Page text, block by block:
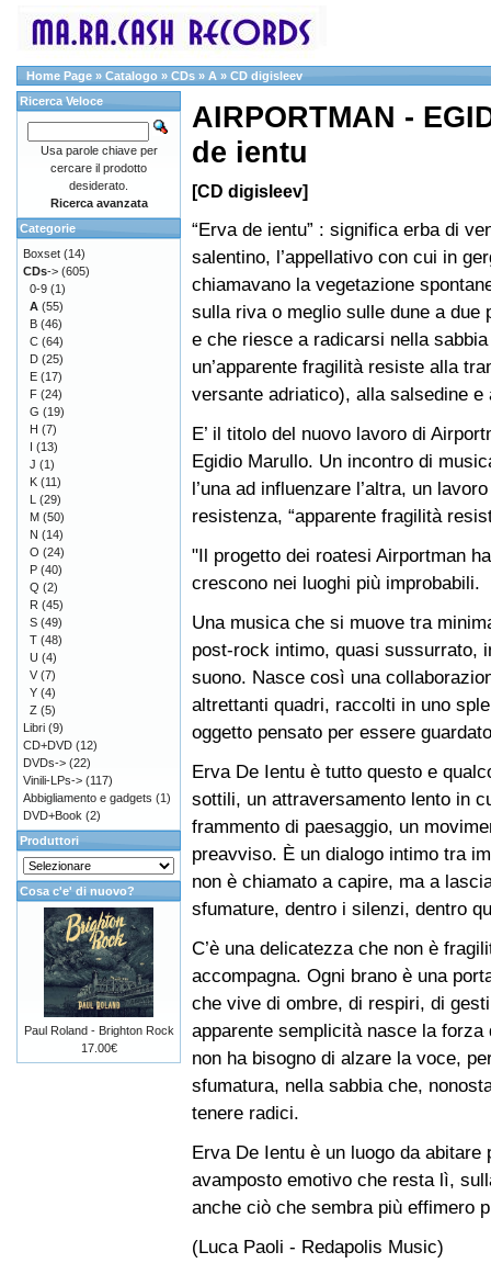
Home Page » Catalogo » CDs » A » CD digisleev
AIRPORTMAN -
de ientu
[CD digisleev]
“Erva de ientu” : significa erba di
salentino, l’appellativo con cui in
chiamavano la vegetazione
sulla riva o meglio sulle dune a due
e che riesce a radicarsi nella
un’apparente fragilità resiste alla
versante adriatico), alla salsedine e
E’ il titolo del nuovo lavoro di
Egidio Marullo. Un incontro di
l’una ad influenzare l’altra, un
resistenza, “apparente fragilità
"Il progetto dei roatesi Airportman
crescono nei luoghi più improbabili.
Una musica che si muove tra
post-rock intimo, quasi sussurrato,
suono. Nasce così una
altrettanti quadri, raccolti in uno
oggetto pensato per essere
Erva De Ientu è tutto questo e
sottili, un attraversamento lento in
frammento di paesaggio, un
preavviso. È un dialogo intimo tra
non è chiamato a capire, ma a
sfumature, dentro i silenzi, dentro
C’è una delicatezza che non è
accompagna. Ogni brano è una
che vive di ombre, di respiri, di
apparente semplicità nasce la
non ha bisogno di alzare la voce,
sfumatura, nella sabbia che,
tenere radici.
Erva De Ientu è un luogo da
avamposto emotivo che resta lì,
anche ciò che sembra più effimero
(Luca Paoli - Redapolis Music)
Ricerca Veloce
Usa parole chiave per
cercare il prodotto
desiderato.
Ricerca avanzata
Categorie
Boxset (14)
CDs-> (605)
0-9 (1)
A (55)
B (46)
C (64)
D (25)
E (17)
F (24)
G (19)
H (7)
I (13)
J (1)
K (11)
L (29)
M (50)
N (14)
O (24)
P (40)
Q (2)
R (45)
S (49)
T (48)
U (4)
V (7)
Y (4)
Z (5)
Libri (9)
CD+DVD (12)
DVDs-> (22)
Vinili-LPs-> (117)
Abbigliamento e gadgets (1)
DVD+Book (2)
Produttori
Cosa c'e' di nuovo?
Paul Roland - Brighton Rock
17.00€